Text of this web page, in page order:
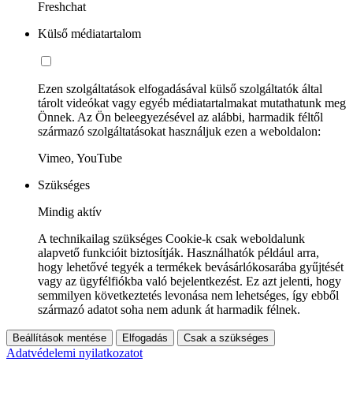
Freshchat
Külső médiatartalom
Ezen szolgáltatások elfogadásával külső szolgáltatók által
tárolt videókat vagy egyéb médiatartalmakat mutathatunk meg
Önnek. Az Ön beleegyezésével az alábbi, harmadik féltől
származó szolgáltatásokat használjuk ezen a weboldalon:
Vimeo, YouTube
Szükséges
Mindig aktív
A technikailag szükséges Cookie-k csak weboldalunk
alapvető funkcióit biztosítják. Használhatók például arra,
hogy lehetővé tegyék a termékek bevásárlókosarába gyűjtését
vagy az ügyfélfiókba való bejelentkezést. Ez azt jelenti, hogy
semmilyen következtetés levonása nem lehetséges, így ebből
származó adatot soha nem adunk át harmadik félnek.
Beállítások mentése Elfogadás Csak a szükséges
Adatvédelemi nyilatkozatot